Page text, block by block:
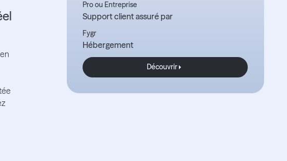
Pro ou Entreprise
Support client assuré par
Fygr
Hébergement
Découvrir
Découvrir